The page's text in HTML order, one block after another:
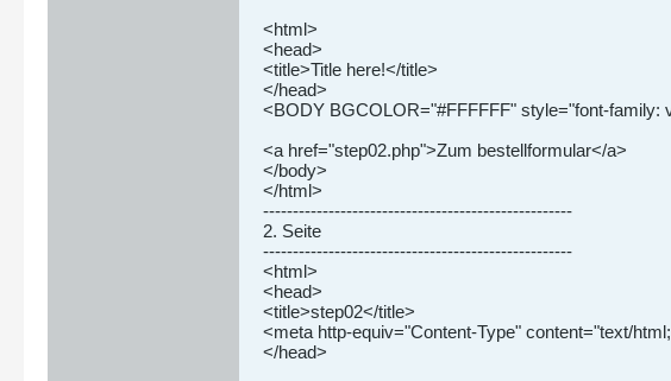
<html>
<head>
<title>Title here!</title>
</head>
<BODY BGCOLOR="#FFFFFF" style="font-family:
<a href="step02.php">Zum bestellformular</a>
</body>
</html>
----------------------------------------------------
2. Seite
----------------------------------------------------
<html>
<head>
<title>step02</title>
<meta http-equiv="Content-Type" content="text/
</head>